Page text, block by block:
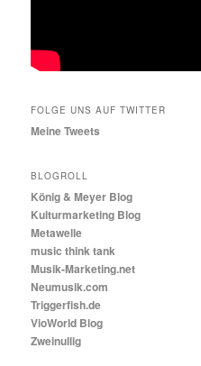
FOLGE UNS AUF TWITTER
Meine Tweets
BLOGROLL
König & Meyer Blog
Kulturmarketing Blog
Metawelle
music think tank
Musik-Marketing.net
Neumusik.com
Triggerfish.de
VioWorld Blog
Zweinullig